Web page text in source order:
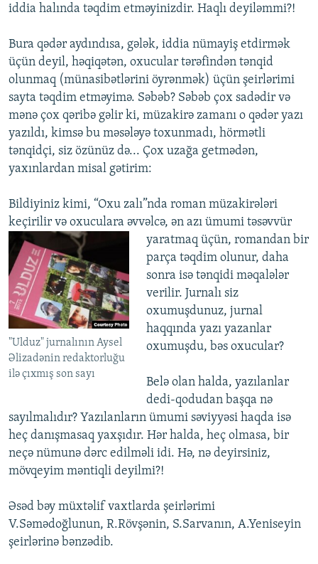
iddia halında təqdim etməyinizdir. Haqlı deyiləmmi?!
Bura qədər aydındısa, gələk, iddia nümayiş etdirmək
üçün deyil, həqiqətən, oxucular tərəfindən tənqid
olunmaq (münasibətlərini öyrənmək) üçün şeirlərimi
sayta təqdim etməyimə. Səbəb? Səbəb çox sadədir və
mənə çox qəribə gəlir ki, müzakirə zamanı o qədər yazı
yazıldı, kimsə bu məsələyə toxunmadı, hörmətli
tənqidçi, siz özünüz də... Çox uzağa getmədən,
yaxınlardan misal gətirim:
Bildiyiniz kimi, “Oxu zalı”nda roman müzakirələri
keçirilir və oxuculara əvvəlcə, ən azı
"Ulduz" jurnalının Aysel
Əlizadənin redaktorluğu
ilə çıxmış son sayı
ümumi təsəvvür
yaratmaq üçün, romandan bir
parça təqdim olunur, daha
sonra isə tənqidi məqalələr
verilir. Jurnalı siz
oxumuşdunuz, jurnal
haqqında yazı yazanlar
oxumuşdu, bəs oxucular?
Belə olan halda, yazılanlar
dedi-qodudan başqa nə
sayılmalıdır? Yazılanların ümumi səviyyəsi haqda isə
heç danışmasaq yaxşıdır. Hər halda, heç olmasa, bir
neçə nümunə dərc edilməli idi. Hə, nə deyirsiniz,
mövqeyim məntiqli deyilmi?!
Əsəd bəy müxtəlif vaxtlarda şeirlərimi
V.Səmədoğlunun, R.Rövşənin, S.Sarvanın, A.Yeniseyin
şeirlərinə bənzədib.